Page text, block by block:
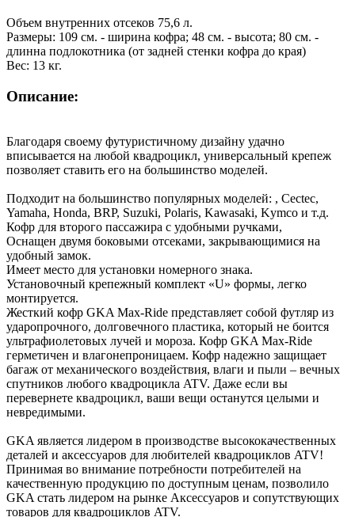
Объем внутренних отсеков 75,6 л.
Размеры: 109 см. - ширина кофра; 48 см. - высота; 80 см. -
длинна подлокотника (от задней стенки кофра до края)
Вес: 13 кг.
Описание:
Благодаря своему футуристичному дизайну удачно
вписывается на любой квадроцикл, универсальный крепеж
позволяет ставить его на большинство моделей.
Подходит на большинство популярных моделей: , Cectec,
Yamaha, Honda, BRP, Suzuki, Polaris, Kawasaki, Kymco и т.д.
Кофр для второго пассажира с удобными ручками,
Оснащен двумя боковыми отсеками, закрывающимися на
удобный замок.
Имеет место для установки номерного знака.
Установочный крепежный комплект «U» формы, легко
монтируется.
Жесткий кофр GKA Max-Ride представляет собой футляр из
ударопрочного, долговечного пластика, который не боится
ультрафиолетовых лучей и мороза. Кофр GKA Max-Ride
герметичен и влагонепроницаем. Кофр надежно защищает
багаж от механического воздействия, влаги и пыли – вечных
спутников любого квадроцикла ATV. Даже если вы
перевернете квадроцикл, ваши вещи останутся целыми и
невредимыми.
GKA является лидером в производстве высококачественных
деталей и аксессуаров для любителей квадроциклов ATV!
Принимая во внимание потребности потребителей на
качественную продукцию по доступным ценам, позволило
GKA стать лидером на рынке Аксессуаров и сопутствующих
товаров для квадроциклов ATV.